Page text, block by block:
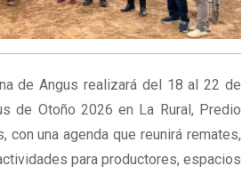
de Angus realizará del 18 al 22 de
de Otoño 2026 en La Rural, Predio
con una agenda que reunirá remates,
para productores, espacios